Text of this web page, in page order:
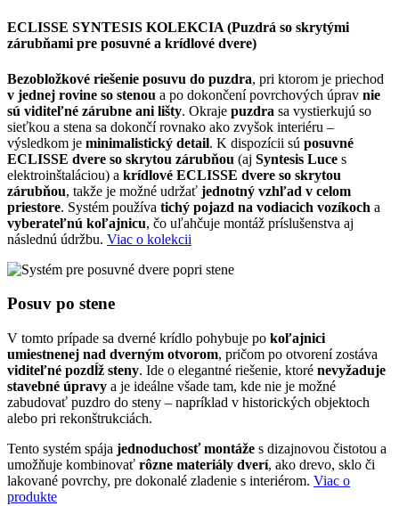
ECLISSE SYNTESIS KOLEKCIA (Puzdrá so skrytými
zárubňami pre posuvné a krídlové dvere)
Bezobložkové riešenie posuvu do puzdra, pri ktorom je priechod
v jednej rovine so stenou a po dokončení povrchových úprav nie
sú viditeľné zárubne ani lišty. Okraje puzdra sa vystierkujú so
sieťkou a stena sa dokončí rovnako ako zvyšok interiéru –
výsledkom je minimalistický detail. K dispozícii sú posuvné
ECLISSE dvere so skrytou zárubňou (aj Syntesis Luce s
elektroinštaláciou) a krídlové ECLISSE dvere so skrytou
zárubňou, takže je možné udržať jednotný vzhľad v celom
priestore. Systém používa tichý pojazd na vodiacich vozíkoch a
vyberateľnú koľajnicu, čo uľahčuje montáž príslušenstva aj
následnú údržbu. Viac o kolekcii
Posuv po stene
V tomto prípade sa dverné krídlo pohybuje po koľajnici
umiestnenej nad dverným otvorom, pričom po otvorení zostáva
viditeľné pozdĺž steny. Ide o elegantné riešenie, ktoré nevyžaduje
stavebné úpravy a je ideálne všade tam, kde nie je možné
zabudovať puzdro do steny – napríklad v historických objektoch
alebo pri rekonštrukciách.
Tento systém spája jednoduchosť montáže s dizajnovou čistotou a
umožňuje kombinovať rôzne materiály dverí, ako drevo, sklo či
lakované povrchy, pre dokonalé zladenie s interiérom. Viac o
produkte